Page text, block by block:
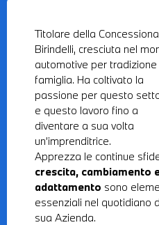
Titolare della
Birindelli, cresciuta nel
automotive per tradizione
famiglia. Ha coltivato la
passione per questo
e questo lavoro fino a
diventare a sua volta
un’imprenditrice.
Apprezza le continue
crescita, cambiamento
adattamento sono
essenziali nel quotidiano
sua Azienda.